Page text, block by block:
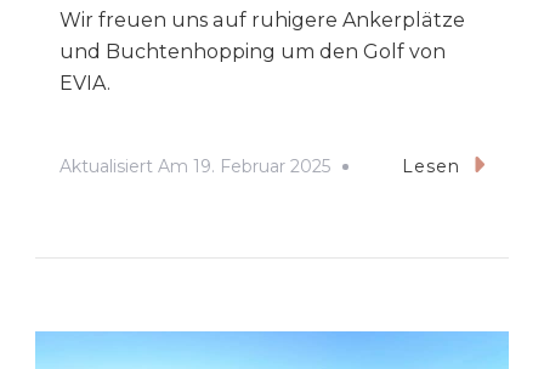
Wir freuen uns auf ruhigere Ankerplätze
und Buchtenhopping um den Golf von
EVIA.
Aktualisiert Am 19. Februar 2025 Lesen